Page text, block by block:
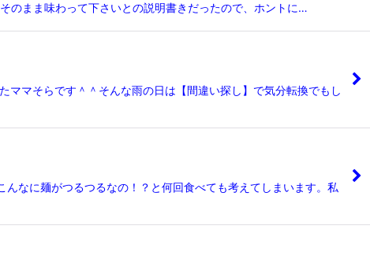
のまま味わって下さいとの説明書きだったので、ホントに…
マそらです＾＾そんな雨の日は【間違い探し】で気分転換でもし
なに麺がつるつるなの！？と何回食べても考えてしまいます。私